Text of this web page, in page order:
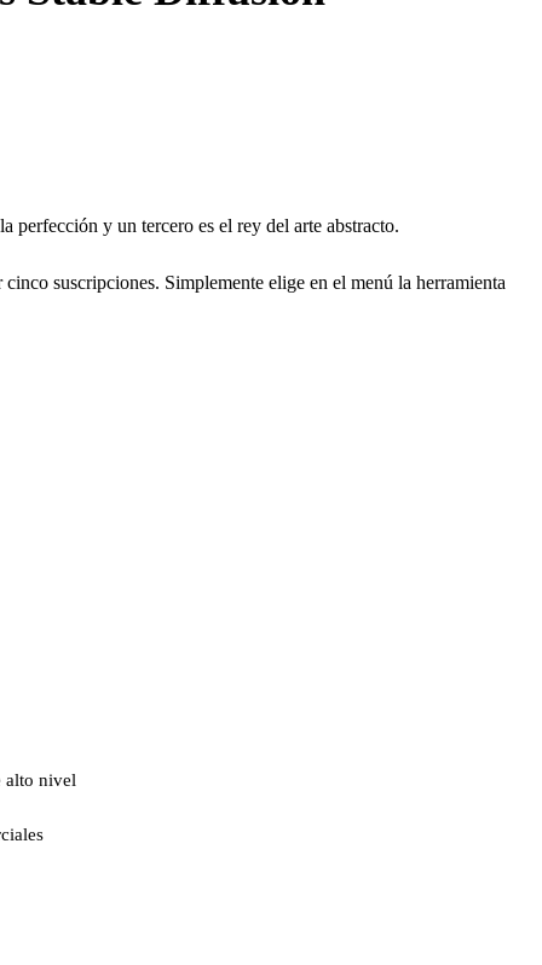
perfección y un tercero es el rey del arte abstracto.
suscripciones. Simplemente elige en el menú la herramienta
alto nivel